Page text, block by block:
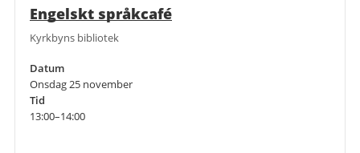
Engelskt språkcafé
Kyrkbyns bibliotek
Datum
Onsdag 25 november
Tid
13:00–14:00